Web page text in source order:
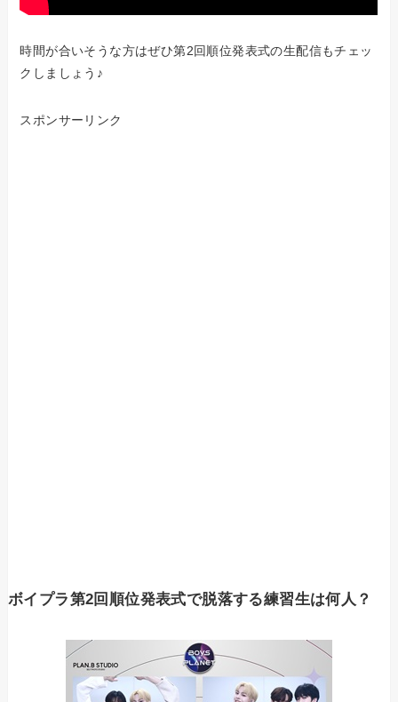
時間が合いそうな方はぜひ第2回順位発表式の生配信もチェッ
クしましょう♪
スポンサーリンク
ボイプラ第2回順位発表式で脱落する練習生は何人？